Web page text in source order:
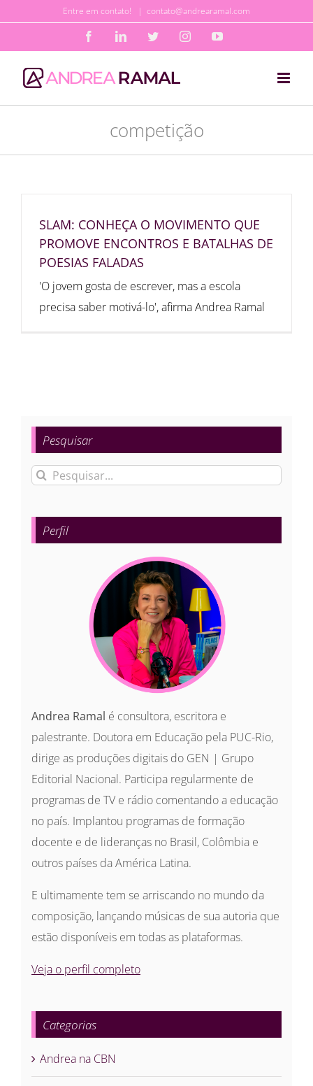
o
conteúdo
Entre em contato! | contato@andrearamal.com
FacebookLinkedInTwitterInstagramYouTube
competição
SLAM: CONHEÇA O MOVIMENTO QUE
PROMOVE ENCONTROS E BATALHAS DE
POESIAS FALADAS
'O jovem gosta de escrever, mas a escola
precisa saber motivá-lo', afirma Andrea Ramal
Pesquisar
Buscar
para:
Perfil
Andrea Ramal é consultora, escritora e
palestrante. Doutora em Educação pela PUC-Rio,
dirige as produções digitais do GEN | Grupo
Editorial Nacional. Participa regularmente de
programas de TV e rádio comentando a educação
no país. Implantou programas de formação
docente e de lideranças no Brasil, Colômbia e
outros países da América Latina.
E ultimamente tem se arriscando no mundo da
composição, lançando músicas de sua autoria que
estão disponíveis em todas as plataformas.
Veja o perfil completo
Categorias
Andrea na CBN